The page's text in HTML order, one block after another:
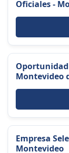
Oficiales -
Montevideo
Empresa
Montevideo